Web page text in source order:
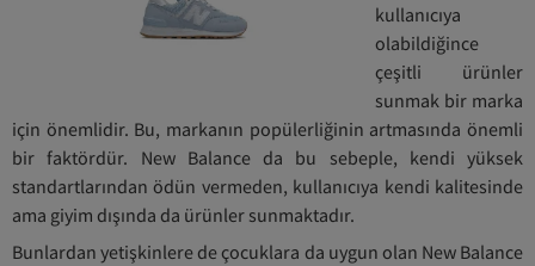
kullanıcıya
olabildiğince
çeşitli ürünler
sunmak bir marka
için önemlidir. Bu, markanın popülerliğinin artmasında önemli
bir faktördür. New Balance da bu sebeple, kendi yüksek
standartlarından ödün vermeden, kullanıcıya kendi kalitesinde
ama giyim dışında da ürünler sunmaktadır.
Bunlardan yetişkinlere de çocuklara da uygun olan New Balance